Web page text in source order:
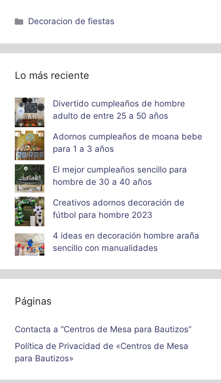
Categorías
Decoracion de fiestas
Lo más reciente
Divertido cumpleaños de hombre
adulto de entre 25 a 50 años
Adornos cumpleaños de moana bebe
para 1 a 3 años
El mejor cumpleaños sencillo para
hombre de 30 a 40 años
Creativos adornos decoración de
fútbol para hombre 2023
4 ideas en decoración hombre araña
sencillo con manualidades
Páginas
Contacta a “Centros de Mesa para Bautizos”
Política de Privacidad de «Centros de Mesa
para Bautizos»